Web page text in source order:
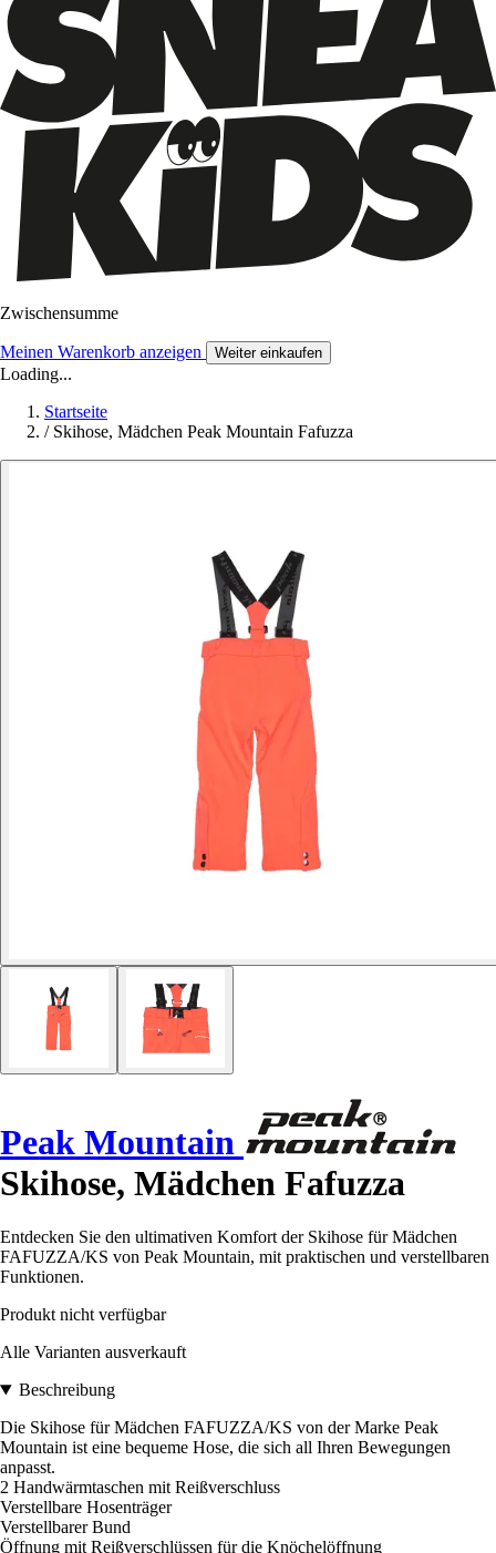
Zwischensumme
Meinen Warenkorb anzeigen Weiter einkaufen
Loading...
Startseite
/ Skihose, Mädchen Peak Mountain Fafuzza
Peak Mountain
Skihose, Mädchen Fafuzza
Entdecken Sie den ultimativen Komfort der Skihose für Mädchen
FAFUZZA/KS von Peak Mountain, mit praktischen und verstellbaren
Funktionen.
Produkt nicht verfügbar
Alle Varianten ausverkauft
Beschreibung
Die Skihose für Mädchen FAFUZZA/KS von der Marke Peak
Mountain ist eine bequeme Hose, die sich all Ihren Bewegungen
anpasst.
2 Handwärmtaschen mit Reißverschluss
Verstellbare Hosenträger
Verstellbarer Bund
Öffnung mit Reißverschlüssen für die Knöchelöffnung